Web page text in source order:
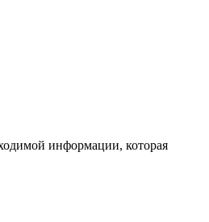
информации, которая